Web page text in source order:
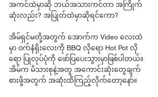
အကင်ထဲမှာဆို ဘယ်အသားကင်တာ အကြိုက်
ဆုံးလည်း? အပြုတ်ထဲမှာဆိုရင်ကော?
အိမ်ရှင်မတို့အတွက် အောက်က Video လေးထဲ
မှာ ဝက်နံရိုးလေးကို BBQ လိုရော Hot Pot လို
ရော ပြုလုပ်ပုံကို ဖော်ပြပေးသွားမှာဖြစ်ပါတယ်။
အိမ်က မိသားစုနဲ့အတူ အကောင်းဆုံးတွေချက်
စားဖို့အတွက် အဆုံးထိကြည့်လိုက်တော့နော်။